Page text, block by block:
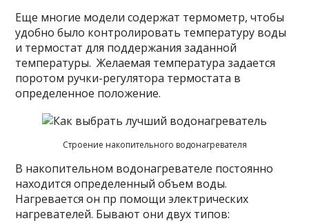
Еще многие модели содержат термометр, чтобы
удобно было контролировать температуру воды
и термостат для поддержания заданной
температуры. Желаемая температура задается
поротом ручки-регулятора термостата в
определенное положение.
Строение накопительного водонагревателя
В накопительном водонагревателе постоянно
находится определенный объем воды.
Нагревается он пр помощи электрических
нагревателей. Бывают они двух типов: